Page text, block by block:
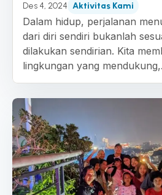
Des 4, 2024 Aktivitas Kami
Dalam hidup, perjalanan
dari diri sendiri bukanlah
dilakukan sendirian. Kita
lingkungan yang